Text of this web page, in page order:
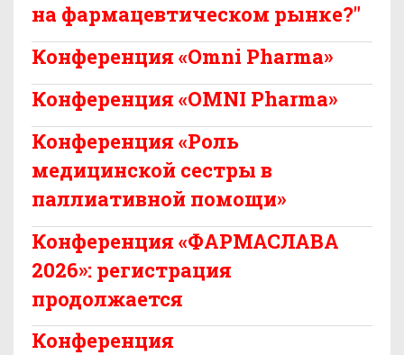
на фармацевтическом рынке?"
Конференция «Omni Pharma»
Конференция «OMNI Pharma»
Конференция «Роль
медицинской сестры в
паллиативной помощи»
Конференция «ФАРМАСЛАВА
2026»: регистрация
продолжается
Конференция